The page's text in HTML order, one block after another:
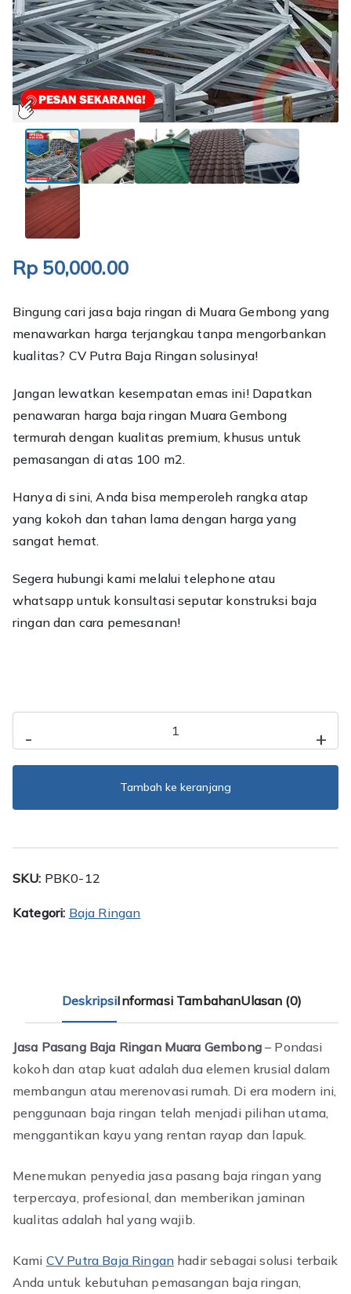
Rp 50,000.00
Bingung cari jasa baja ringan di Muara Gembong yang
menawarkan harga terjangkau tanpa mengorbankan
kualitas? CV Putra Baja Ringan solusinya!
Jangan lewatkan kesempatan emas ini! Dapatkan
penawaran harga baja ringan Muara Gembong
termurah dengan kualitas premium, khusus untuk
pemasangan di atas 100 m2.
Hanya di sini, Anda bisa memperoleh rangka atap
yang kokoh dan tahan lama dengan harga yang
sangat hemat.
Segera hubungi kami melalui telephone atau
whatsapp untuk konsultasi seputar konstruksi baja
ringan dan cara pemesanan!
-
Jasa
Pasang
Ringan
+
Tambah ke keranjang
SKU: PBK0-12
Kategori: Baja Ringan
DeskripsiInformasi TambahanUlasan (0)
Jasa Pasang Baja Ringan Muara Gembong– Pondasi
kokoh dan atap kuat adalah dua elemen krusial dalam
membangun atau merenovasi rumah. Di era modern ini,
penggunaan baja ringan telah menjadi pilihan utama,
menggantikan kayu yang rentan rayap dan lapuk.
Menemukan penyedia jasa pasang baja ringan yang
terpercaya, profesional, dan memberikan jaminan
kualitas adalah hal yang wajib.
Kami CV Putra Baja Ringan hadir sebagai solusi terbaik
Anda untuk kebutuhan pemasangan baja ringan,